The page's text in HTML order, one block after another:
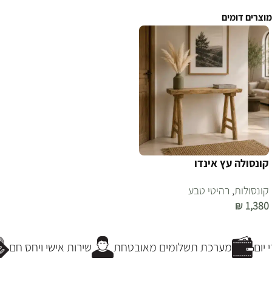
מוצרים דומים
קונסולה עץ אינדו
קונסולות, רהיטי טבע
₪ 1,380
שירות אישי ויחס חם מערכת תשלומים מאובטחת